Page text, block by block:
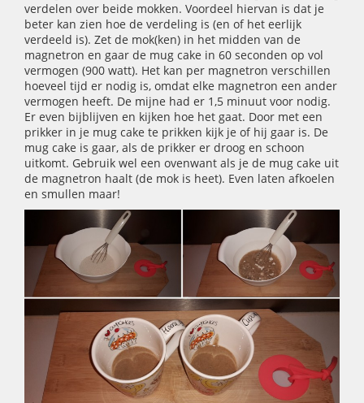
verdelen over beide mokken. Voordeel hiervan is dat je
beter kan zien hoe de verdeling is (en of het eerlijk
verdeeld is). Zet de mok(ken) in het midden van de
magnetron en gaar de mug cake in 60 seconden op vol
vermogen (900 watt). Het kan per magnetron verschillen
hoeveel tijd er nodig is, omdat elke magnetron een ander
vermogen heeft. De mijne had er 1,5 minuut voor nodig.
Er even bijblijven en kijken hoe het gaat. Door met een
prikker in je mug cake te prikken kijk je of hij gaar is. De
mug cake is gaar, als de prikker er droog en schoon
uitkomt. Gebruik wel een ovenwant als je de mug cake uit
de magnetron haalt (de mok is heet). Even laten afkoelen
en smullen maar!